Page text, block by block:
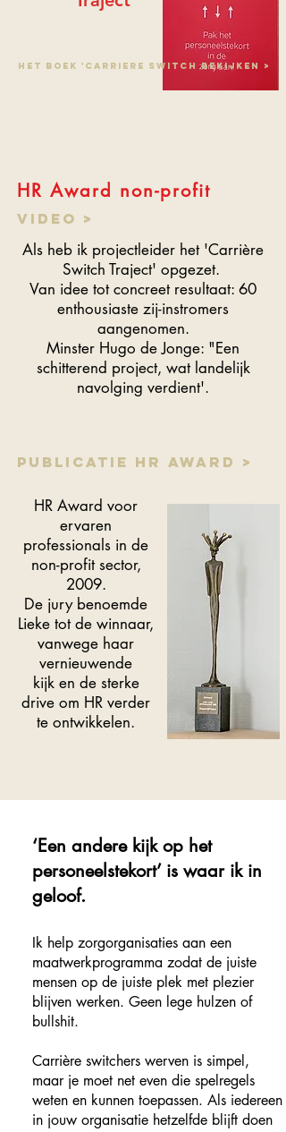
Het boek 'carriere switch bekijken >
HR Award non-profit
Video >
Als heb ik projectleider het 'Carrière
Switch Traject' opgezet.
Van idee tot concreet resultaat: 60
enthousiaste zij-instromers
aangenomen.
Minster Hugo de Jonge: "Een
schitterend project, wat landelijk
navolging verdient'.
Publicatie HR Award >
HR Award voor
ervaren
professionals in de
non-profit sector,
2009.
De jury benoemde
Lieke tot de winnaar,
vanwege haar
vernieuwende
kijk en de sterke
drive om HR verder
te ontwikkelen.
‘Een andere kijk op het
personeelstekort’ is waar ik in
geloof.
Ik help zorgorganisaties aan een
maatwerkprogramma zodat de juiste
mensen op de juiste plek met plezier
blijven werken. Geen lege hulzen of
bullshit.
Carrière switchers werven is simpel,
maar je moet net even die spelregels
weten en kunnen toepassen. Als iedereen
in jouw organisatie hetzelfde blijft doen